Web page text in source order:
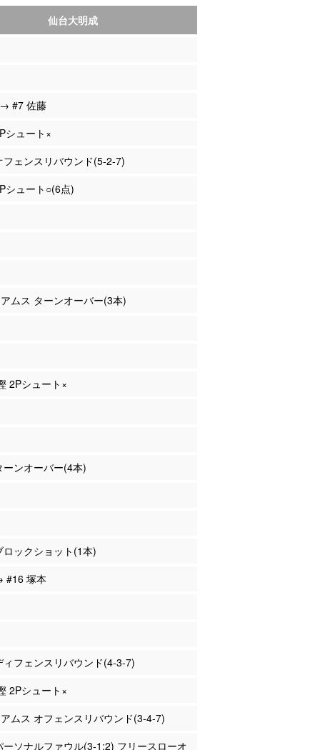
仙台大明成
#7 佐藤
シュート×
フェンスリバウンド(5-2-7)
シュート○(6点)
ムス ターンオーバー(3本)
2Pシュート×
ンオーバー(4本)
ックショット(1本)
#16 塚本
ィフェンスリバウンド(4-3-7)
2Pシュート×
ムス オフェンスリバウンド(3-4-7)
ーソナルファウル(3-1:2) フリースローオ